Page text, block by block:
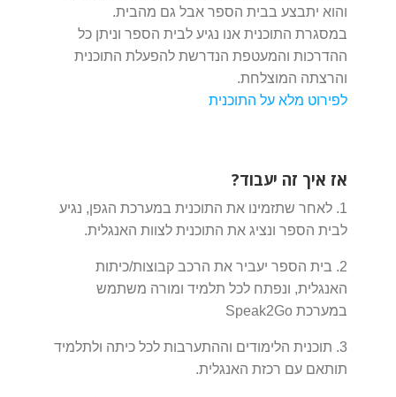
והוא יתבצע בבית הספר אבל גם מהבית.
במסגרת התוכנית אנו נגיע לבית הספר וניתן כל
ההדרכות והמעטפת הנדרשת להפעלת התוכנית
והרצתה המוצלחת.
לפירוט מלא על התוכנית
אז איך זה יעבוד?
1. לאחר שתזמינו את התוכנית במערכת הגפן, נגיע
לבית הספר ונציג את התוכנית לצוות האנגלית.
2. בית הספר יעביר את הרכב קבוצות/כיתות
האנגלית, ונפתח לכל תלמיד ומורה משתמש
במערכת Speak2Go
3. תוכנית הלימודים וההתערבות לכל כיתה ולתלמיד
תותאם עם רכזת האנגלית.